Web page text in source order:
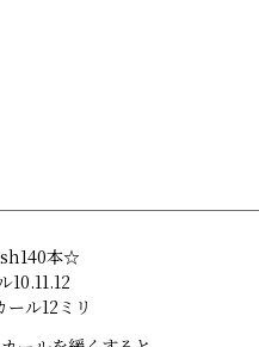
本☆
10.11.12
ール12ミリ